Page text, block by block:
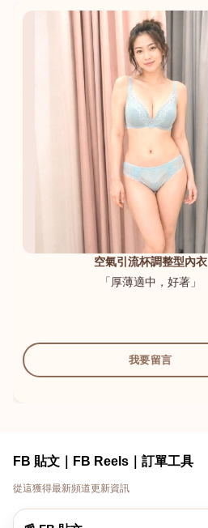
空氣引流杯調整型內衣
「厚薄適中，好著」
我要留言
FB 貼文｜FB Reels｜訂單工具
從這獲得最新頻道更新資訊
港澳中文
English